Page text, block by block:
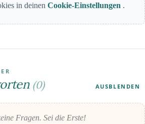
in deinen Cookie-Einstellungen .
(0) AUSBLENDEN
Fragen. Sei die Erste!